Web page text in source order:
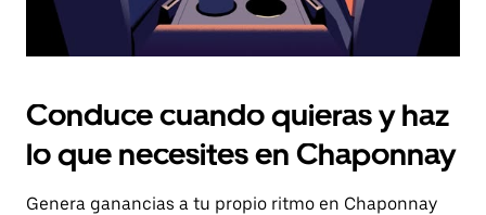
Conduce cuando quieras y haz
lo que necesites en Chaponnay
Genera ganancias a tu propio ritmo en Chaponnay